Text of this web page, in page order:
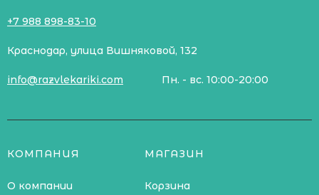
+7 988 898-83-10
Краснодар, улица Вишняковой, 132
info@razvlekariki.com Пн. - вс. 10:00-20:00
КОМПАНИЯ
О компании
МАГАЗИН
Корзина